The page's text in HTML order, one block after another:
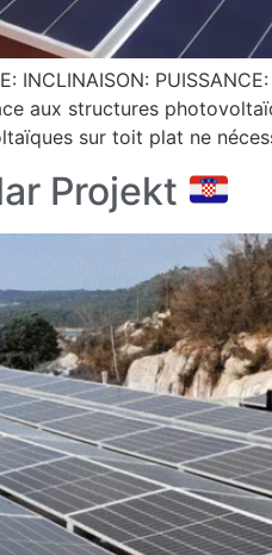
INCLINAISON:
aux structures
sur toit plat ne
Projekt